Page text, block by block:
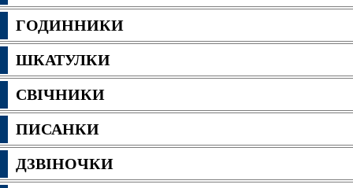
ГОДИННИКИ
ШКАТУЛКИ
СВІЧНИКИ
ПИСАНКИ
ДЗВІНОЧКИ